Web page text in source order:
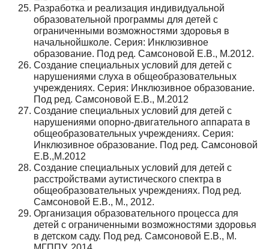
Разработка и реализация индивидуальной
образовательной программы для детей с
ограниченными возможностями здоровья в
начальнойшколе. Серия: Инклюзивное
образование. Под ред. Самсоновой Е.В., М.2012.
Создание специальных условий для детей с
нарушениями слуха в общеобразовательных
учреждениях. Серия: Инклюзивное образование.
Под ред. Самсоновой Е.В., М.2012
Создание специальных условий для детей с
нарушениями опорно-двигательного аппарата в
общеобразовательных учреждениях. Серия:
Инклюзивное образование. Под ред. Самсоновой
Е.В.,М.2012
Создание специальных условий для детей с
расстройствами аутистического спектра в
общеобразовательных учреждениях. Под ред.
Самсоновой Е.В., М., 2012.
Организация образовательного процесса для
детей с ограниченными возможностями здоровья
в детском саду. Под ред. Самсоновой Е.В., М.